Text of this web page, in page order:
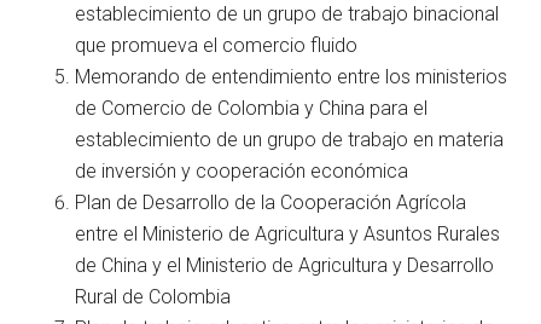
establecimiento de un grupo de trabajo binacional
que promueva el comercio fluido
Memorando de entendimiento entre los ministerios
de Comercio de Colombia y China para el
establecimiento de un grupo de trabajo en materia
de inversión y cooperación económica
Plan de Desarrollo de la Cooperación Agrícola
entre el Ministerio de Agricultura y Asuntos Rurales
de China y el Ministerio de Agricultura y Desarrollo
Rural de Colombia